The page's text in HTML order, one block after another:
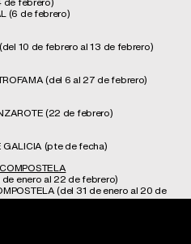
(6 de febrero)
10 de febrero al 13 de febrero)
(del 6 al 27 de febrero)
(22 de febrero)
GALICIA (pte de fecha)
enero al 22 de febrero)
(del 31 de enero al 20 de